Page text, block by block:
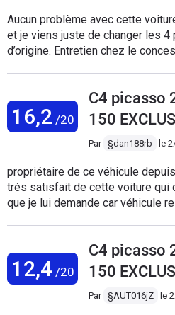
Aucun problème avec cette
et je viens juste de changer les 4
d’origine. Entretien chez le
10000km de 4,9l. Conduite cool.
constructeur. La première
la seconde d’un roulement de
confortable, moteur 16bluehdi
16,2 /20
C4 picasso
150
Par §dan188rb le
propriétaire de ce véhicule
trés satisfait de cette voiture qui
que je lui demande car véhicule
pratique d'encombrement
dégagement au pied pour passer
trés pratique quand on ne peut
véhicule avec 87000 Km à
12,4 /20
C4 picasso
150
Par §AUT016jZ le